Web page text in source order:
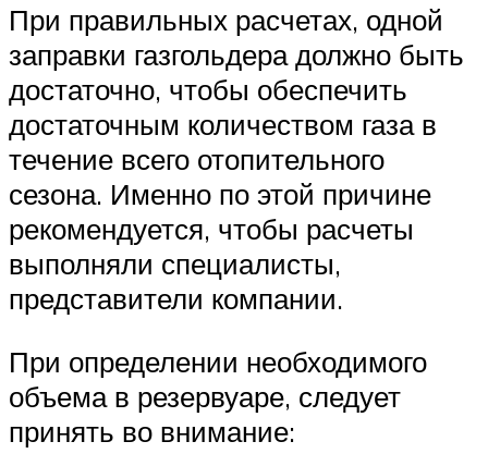
При правильных расчетах, одной
заправки газгольдера должно быть
достаточно, чтобы обеспечить
достаточным количеством газа в
течение всего отопительного
сезона. Именно по этой причине
рекомендуется, чтобы расчеты
выполняли специалисты,
представители компании.
При определении необходимого
объема в резервуаре, следует
принять во внимание: